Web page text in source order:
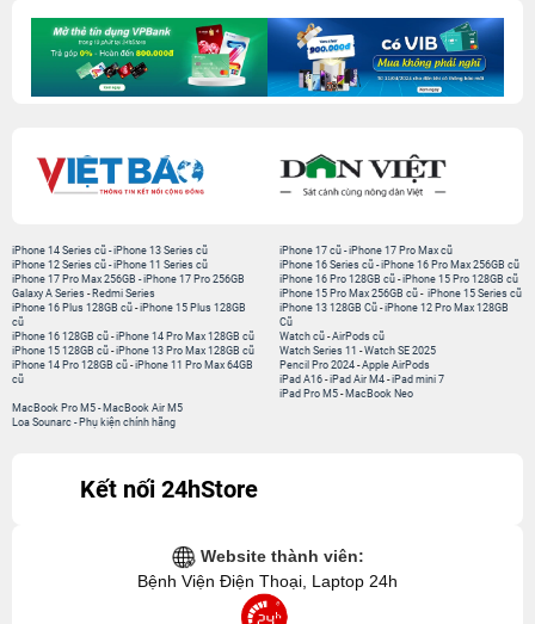
iPhone 14 Series cũ -iPhone 13 Series cũ
iPhone 12 Series cũ -iPhone 11 Series cũ
iPhone 17 Pro Max 256GB -iPhone 17 Pro 256GB
Galaxy A Series - Redmi Series
iPhone 17 cũ -iPhone 17 Pro Max cũ
iPhone 16 Series cũ - iPhone 16 Pro Max 256GB cũ
iPhone 16 Pro 128GB cũ -iPhone 15 Pro 128GB cũ
iPhone 15 Pro Max 256GB cũ - iPhone 15 Series cũ
iPhone 16 Plus 128GB cũ -iPhone 15 Plus 128GB
cũ
iPhone 16 128GB cũ -iPhone 14 Pro Max 128GB cũ
iPhone 15 128GB cũ -iPhone 13 Pro Max 128GB cũ
iPhone 14 Pro 128GB cũ -iPhone 11 Pro Max 64GB
cũ
iPhone 13 128GB Cũ -iPhone 12 Pro Max 128GB
Cũ
Watch cũ -AirPods cũ
Watch Series 11 -Watch SE 2025
Pencil Pro 2024 -Apple AirPods
iPad A16 -iPad Air M4 -iPad mini 7
iPad Pro M5 - MacBook Neo
MacBook Pro M5 - MacBook Air M5
Loa Sounarc - Phụ kiện chính hãng
Kết nối 24hStore
Website thành viên:
Bệnh Viện Điện Thoại, Laptop 24h